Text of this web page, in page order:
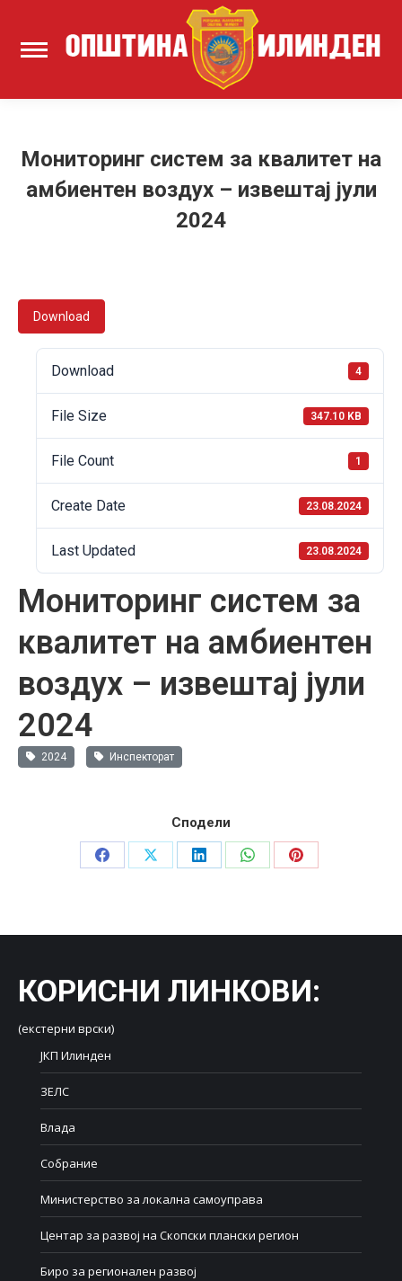
Мониторинг систем за квалитет на
амбиентен воздух – извештај јули
2024
Download
Download 4
File Size 347.10 KB
File Count 1
Create Date 23.08.2024
Last Updated 23.08.2024
Мониторинг систем за
квалитет на амбиентен
воздух – извештај јули
2024
2024 Инспекторат
Сподели
Share
Share
Share
Share
Share
КОРИСНИ ЛИНКОВИ:
(екстерни врски)
ЈКП Илинден
ЗЕЛС
Влада
Собрание
Министерство за локална самоуправа
Центар за развој на Скопски плански регион
Биро за регионален развој